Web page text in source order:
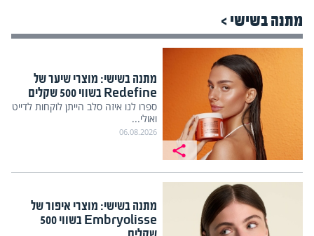
מתנה בשישי >
מתנה בשישי: מוצרי שיער של
Redefine בשווי 500 שקלים
ספרו לנו איזה סלב הייתן לוקחות לדייט
ואולי...
06.08.2026
מתנה בשישי: מוצרי איפור של
Embryolisse בשווי 500